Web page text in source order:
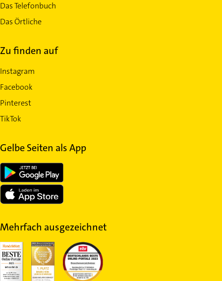
Das Telefonbuch
Das Örtliche
Zu finden auf
Instagram
Facebook
Pinterest
TikTok
Gelbe Seiten als App
Mehrfach ausgezeichnet